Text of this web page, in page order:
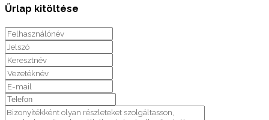
Űrlap kitöltése